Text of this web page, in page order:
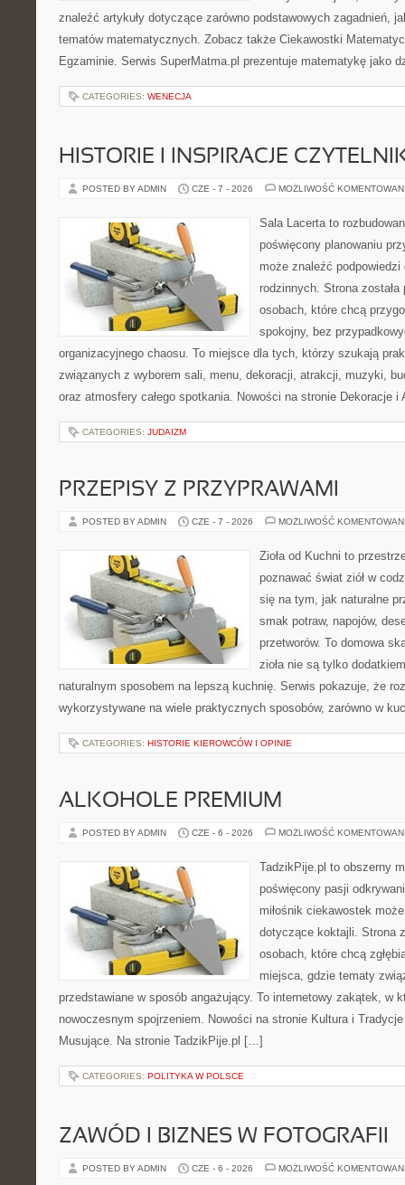
znaleźć artykuły dotyczące zarówno podstawowych zagadnień,
tematów matematycznych. Zobacz także Ciekawostki
Egzaminie. Serwis SuperMatma.pl prezentuje matematykę jako
CATEGORIES: WENECJA
HISTORIE I INSPIRACJE
POSTED BY ADMIN CZE - 7 - 2026 MOŻLIWOŚĆ
Sala Lacerta to
poświęcony planowaniu
może znaleźć
rodzinnych. Strona
osobach, które chcą
spokojny, bez
organizacyjnego chaosu. To miejsce dla tych, którzy szukają
związanych z wyborem sali, menu, dekoracji, atrakcji, muzyki,
oraz atmosfery całego spotkania. Nowości na stronie Dekoracje
CATEGORIES: JUDAIZM
PRZEPISY Z PRZYPRAWAMI
POSTED BY ADMIN CZE - 7 - 2026 MOŻLIWOŚĆ
Zioła od Kuchni to
poznawać świat ziół w
się na tym, jak naturalne
smak potraw, napojów,
przetworów. To domowa
zioła nie są tylko
naturalnym sposobem na lepszą kuchnię. Serwis pokazuje, że
wykorzystywane na wiele praktycznych sposobów, zarówno w
CATEGORIES: HISTORIE KIEROWCÓW I OPINIE
ALKOHOLE PREMIUM
POSTED BY ADMIN CZE - 6 - 2026 MOŻLIWOŚĆ
TadzikPije.pl to obszerny
poświęcony pasji
miłośnik ciekawostek
dotyczące koktajli. Strona
osobach, które chcą
miejsca, gdzie tematy
przedstawiane w sposób angażujący. To internetowy zakątek, w
nowoczesnym spojrzeniem. Nowości na stronie Kultura i
Musujące. Na stronie TadzikPije.pl […]
CATEGORIES: POLITYKA W POLSCE
ZAWÓD I BIZNES W FOTOGRAFII
POSTED BY ADMIN CZE - 6 - 2026 MOŻLIWOŚĆ